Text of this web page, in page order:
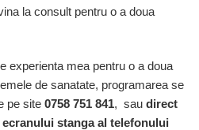
la consult pentru o a doua
experienta mea pentru o a doua
de sanatate, programarea se
pe site 0758 751 841, sau direct
stanga al telefonului